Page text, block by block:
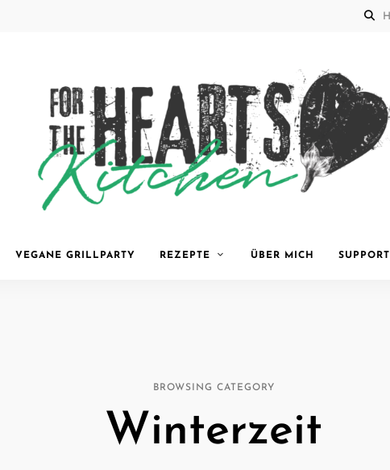
for the
die
Küche
VEGANE GRILLPARTY REZEPTE ÜBER MICH SUPPORT
BROWSING CATEGORY
Winterzeit